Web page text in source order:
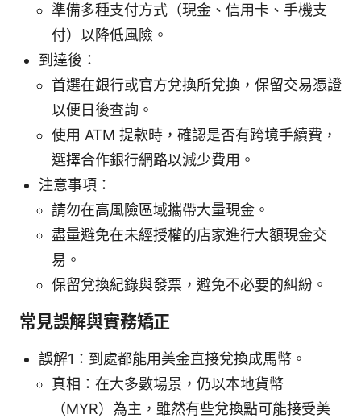
準備多種支付方式（現金、信用卡、手機支
付）以降低風險。
到達後：
首選在銀行或官方兌換所兌換，保留交易憑證
以便日後查詢。
使用 ATM 提款時，確認是否有跨境手續費，
選擇合作銀行網路以減少費用。
注意事項：
請勿在高風險區域攜帶大量現金。
盡量避免在未經授權的店家進行大額現金交
易。
保留兌換紀錄與發票，避免不必要的糾紛。
常見誤解與實務矯正
誤解1：到處都能用美金直接兌換成馬幣。
真相：在大多數場景，仍以本地貨幣
（MYR）為主，雖然有些兌換點可能接受美